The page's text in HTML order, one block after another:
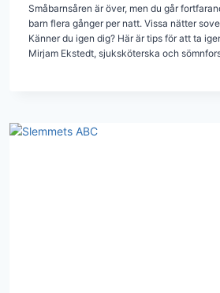
Småbarnsåren är över, men du går
barn flera gånger per natt. Vissa nätter
Känner du igen dig? Här är tips för att ta
Mirjam Ekstedt, sjuksköterska och